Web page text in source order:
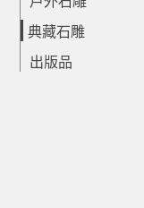
典藏石雕
出版品